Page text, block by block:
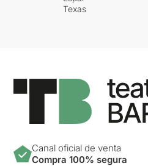
Texas
Canal oficial de venta
Compra 100% segura